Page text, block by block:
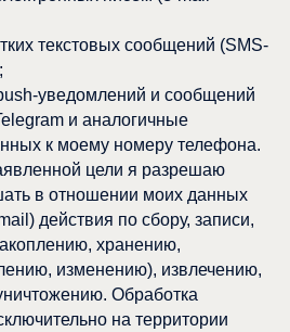
текстовых сообщений (SMS-
уведомлений и сообщений
и аналогичные
к моему номеру телефона.
цели я разрешаю
в отношении моих данных
действия по сбору, записи,
хранению,
изменению), извлечению,
Обработка
на территории